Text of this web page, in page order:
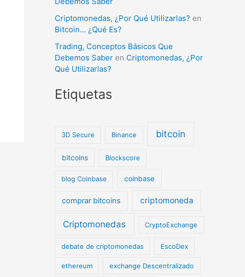
Criptomonedas, ¿Por Qué Utilizarlas? en
Bitcoin… ¿Qué Es?
Trading, Conceptos Básicos Que
Debemos Saber en Criptomonedas, ¿Por
Qué Utilizarlas?
Etiquetas
3D Secure Binance bitcoin
bitcoins Blockscore
blog Coinbase coinbase
comprar bitcoins criptomoneda
Criptomonedas CryptoExchange
debate de criptomonedas EscoDex
ethereum exchange Descentralizado